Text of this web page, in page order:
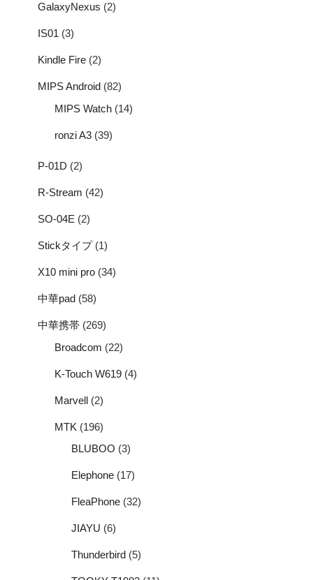
GalaxyNexus (2)
IS01 (3)
Kindle Fire (2)
MIPS Android (82)
MIPS Watch (14)
ronzi A3 (39)
P-01D (2)
R-Stream (42)
SO-04E (2)
Stickタイプ(1)
X10 mini pro (34)
中華pad (58)
中華携帯 (269)
Broadcom (22)
K-Touch W619 (4)
Marvell (2)
MTK (196)
BLUBOO (3)
Elephone (17)
FleaPhone (32)
JIAYU (6)
Thunderbird (5)